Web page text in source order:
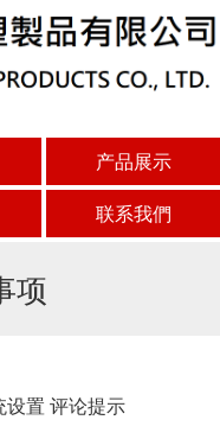
产品展示
联系我們
项
置 评论提示